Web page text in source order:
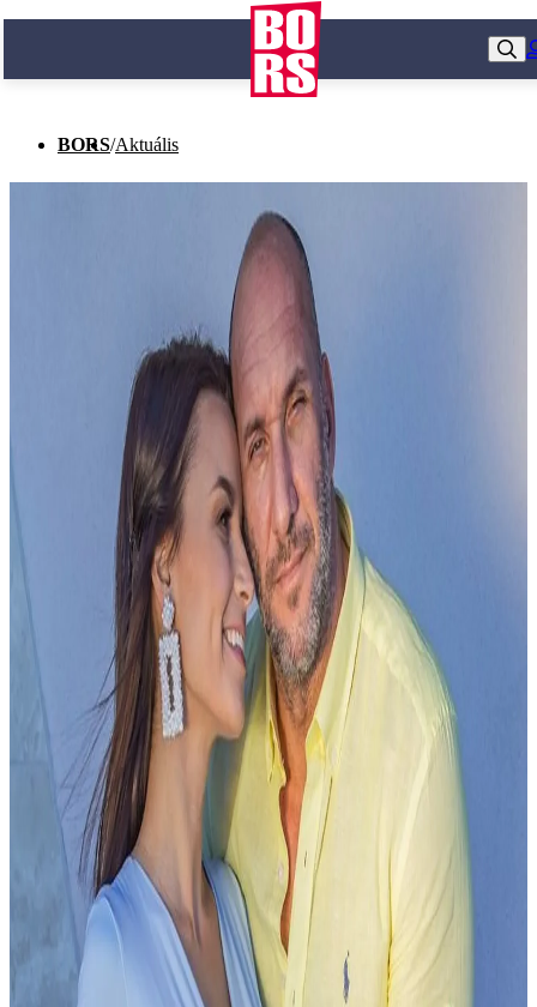
BORS/Aktuális